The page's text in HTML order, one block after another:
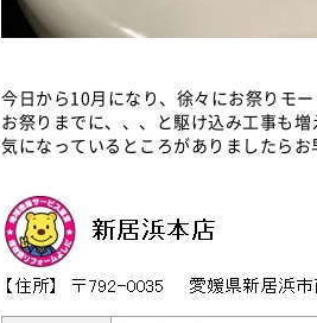
今日から10月になり、徐々にお祭りモ
お祭りまでに、、、と駆け込み工事も
気になっているところがありましたら